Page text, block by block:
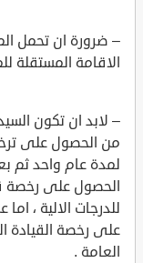
– ضرورة ان تحمل
الاقامة المستقلة
– لابد ان تكون
من الحصول على
لمدة عام واحد ثم
الحصول على رخصة
للدرجات الالية ،
على رخصة القيادة
العامة .